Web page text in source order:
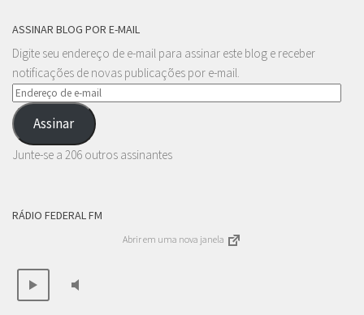
ASSINAR BLOG POR E-MAIL
Digite seu endereço de e-mail para assinar este blog e receber
notificações de novas publicações por e-mail.
Endereço
de
e-
mail
Assinar
Junte-se a 206 outros assinantes
RÁDIO FEDERAL FM
Abrir em uma nova janela